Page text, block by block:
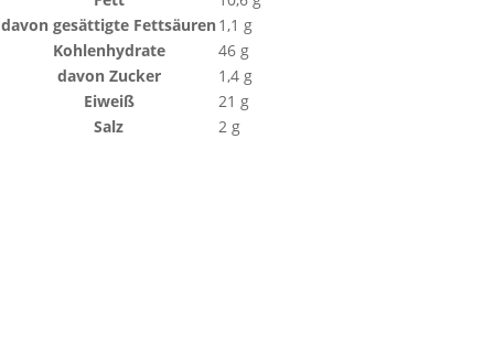
davon gesättigte Fettsäuren1,1 g
Kohlenhydrate
46 g
davon Zucker 1,4 g
Eiweiß
21 g
Salz
2 g